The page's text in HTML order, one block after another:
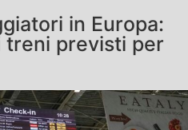
in Europa:
treni previsti per